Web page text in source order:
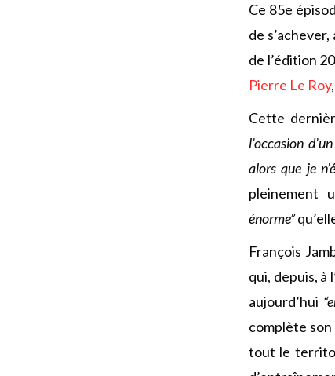
Ce 85e
de
de l’édition
Pierre Le Roy
Cette
l’occasion
alors que je
pleinement
énorme”
François
qui, depuis, à
aujourd’hui
complète
tout le